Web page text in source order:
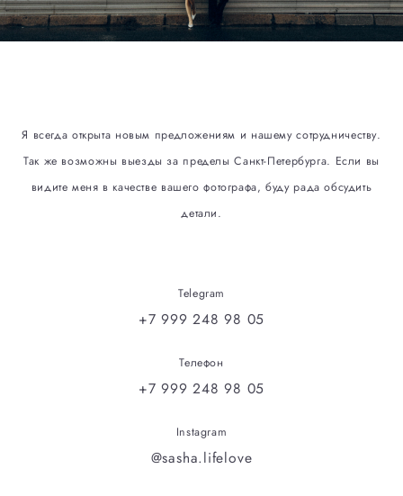
Я всегда открыта новым предложениям и нашему сотрудничеству.
Так же возможны выезды за пределы Санкт-Петербурга. Если вы
видите меня в качестве вашего фотографа, буду рада обсудить
детали.
Telegram
+7 999 248 98 05
Телефон
+7 999 248 98 05
Instagram
@sasha.lifelove